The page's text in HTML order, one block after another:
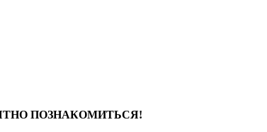
ПОЗНАКОМИТЬСЯ!